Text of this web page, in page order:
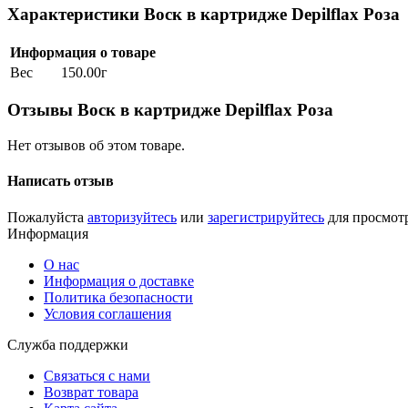
Характеристики Воск в картридже Depilflax Роза
Информация о товаре
Вес
150.00г
Отзывы Воск в картридже Depilflax Роза
Нет отзывов об этом товаре.
Написать отзыв
Пожалуйста авторизуйтесь или зарегистрируйтесь для
Информация
О нас
Информация о доставке
Политика безопасности
Условия соглашения
Служба поддержки
Связаться с нами
Возврат товара